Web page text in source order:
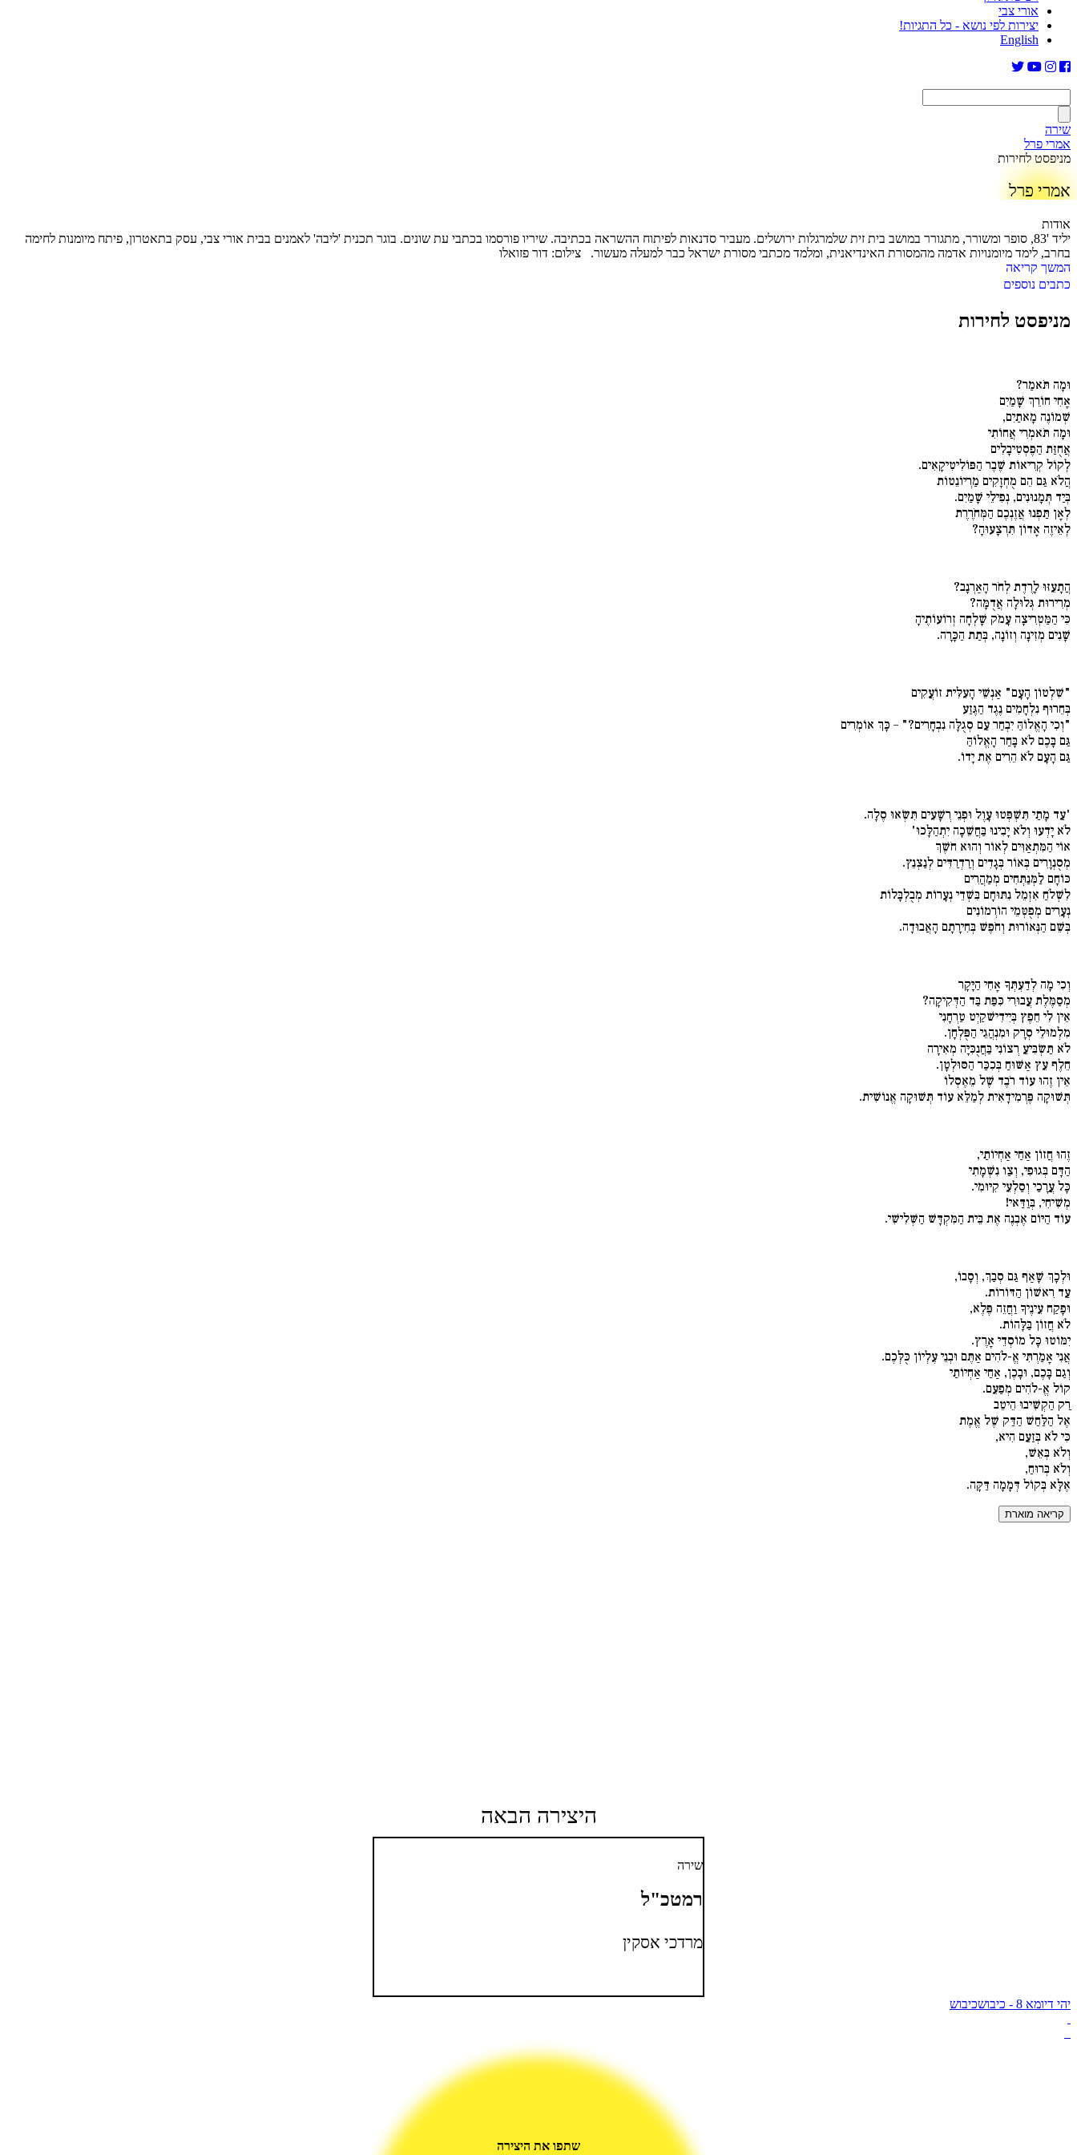
אורי צבי
יצירות לפי נושא - כל התגיות!
English
שירה
אמרי פרל
מניפסט לחירות
אמרי פרל
אודות
יליד '83, סופר ומשורר, מתגורר במושב בית זית שלמרגלות ירושלים. מעביר סדנאות לפיתוח ההשראה בכתיבה. שיריו פורסמו בכתבי עת שונים. בוגר תכנית 'ליבה' לאמנים בבית אורי צבי, עסק בתאטרון, פיתח מיומנות לחימה
בחרב, לימד מיומנויות אדמה מהמסורת האינדיאנית, ומלמד מכתבי מסורת ישראל כבר למעלה מעשור. צילום: דור פזואלו
המשך קריאה
כתבים נוספים
מניפסט לחירות
וּמָה תֹּאמַר?
אָחִי חוֹרֵךְ שָׁמַיִם
שְׁמוֹנֶה מָאתַיִם,
וּמָה תֹּאמְרִי אֲחוֹתִי
אֲחֻזַּת הַפֶסְטִיבָלִים
לְקוֹל קְרִיאוֹת שֶׁבֶר הַפּוֹלִיטִיקָאִים.
הֲלֹא גַּם הֵם מֻחְזָקִים מַרְיוֹנֵטוֹת
בְּיַד תְּמָנוּנִים, נְפִילֵי שָׁמַיִם.
לְאָן תַּפְנוּ אֲזֶנְכֶם הַמְּחֹרֶרֶת
לְאֵיזֶה אָדוֹן תִּרְצָעוּהָ?
הֲתָעֵזּוּ לָרֶדֶת לְחֹר הָאַרְנָב?
מְרִירוּת גְּלוּלָה אֲדֻמָּה?
כִּי הַמַּטְרִיצָה עָמֹק שָׁלְחָה זְרוֹעוֹתֶיהָ
שָׁנִים מְזִינָה וְזוֹנָה, בְּתַת הַכָּרָה.
"שִׁלְטוֹן הָעָם" אַנְשֵׁי הָעִלִּית זוֹעֲקִים
בְּחֵרוּף נִלְחָמִים נֶגֶד הַגֶּזַע
"וְכִי הָאֱלוֹהַּ יִבְחַר עַם סְגֻלָּה נִבְחָרִים?" – כָּךְ אוֹמְרִים
גַּם בָּכֶם לֹא בָּחַר הָאֱלוֹהַּ
גַּם הָעָם לֹא הֵרִים אֶת יָדוֹ.
'עַד מָתַי תִּשְׁפְּטוּ עָוֶל וּפְנֵי רְשָׁעִים תִּשְׂאוּ סֶלָה.
לֹא יָדְעוּ וְלֹא יָבִינוּ בַּחֲשֵׁכָה יִתְהַלָּכוּ'
אוֹי הַמִּתְאַוִּים לְאוֹר וְהוּא חֹשֶׁךְ
מְסֻנְוָרִים בְּאוֹר בְּגָדִים וְרַדְרַדִּים לְנַצְנֵץ.
כּוֹחָם לַמְּנַתְּחִים מְמַהֲרִים
לִשְׁלֹחַ אִזְמֵל נִתּוּחָם בִּשְׁדֵי נְעָרוֹת מְבֻלְבָּלוֹת
נְעָרִים מְפֻטְּמֵי הוֹרְמוֹנִים
בְּשֵׁם הַנְּאוֹרוּת וְחֹפֶשׁ בְּחִירָתָם הָאֲבוּדָה.
וְכִי מָה לְדַעְתְּךָ אָחִי הַיָּקָר
מְסַמֶּלֶת עֲבוּרִי כִּפַּת בַּד הַדְּקִיקָה?
אֵין לִי חֵפֶץ בְּיִידִישׁקַיְט טַרְחָנִי
מִלְמוּלֵי סְרָק וּמִנְהֲגֵי הַפֻּלְחָן.
לֹא תַּשְׂבִּיעַ רְצוֹנִי בַּחֲנֻכִּיָּה מְאִירָה
חֵלֶף עֵץ אַשּׁוּחַ בְּכִכַּר הַסּוּלְטָן.
אֵין זֶהוּ עוֹד רֹבֶד שֶׁל מֵאֶסְלוֹ
תְּשׁוּקָה פֶּרְמִידָאִית לְמַלֵּא עוֹד תְּשׁוּקָה אֱנוֹשִׁית.
זֶהוּ חֲזוֹן אַחַי אַחְיוֹתַי,
הַדָּם בְּגוּפִי, וְצַו נִשְׁמָתִי
כָּל עֲרָכַי וְסַלְעֵי קִיּוּמִי.
מְשִׁיחִי, בְּוַדַּאי!
עוֹד הַיּוֹם אֶבְנֶה אֶת בֵּית הַמִּקְדָּשׁ הַשְּׁלִישִׁי.
וּלְכָךְ שָׁאַף גַּם סְבַךְ, וְסָבוֹ,
עַד רִאשׁוֹן הַדּוֹרוֹת.
וּפָקַח עֵינֶיךָ וַחֲזֵה פֶּלֶא,
לֹא חֲזוֹן בַּלָּהוֹת.
יִמּוֹטוּ כָּל מוֹסְדֵי אָרֶץ.
אֲנִי אָמַרְתִּי אֱ-לֹהִים אַתֶּם וּבְנֵי עֶלְיוֹן כֻּלְּכֶם.
וְגַם בָּכֶם, וּבָכֶן, אַחַי אַחְיוֹתַי
קוֹל אֱ-לֹהִים מְפַעֵם.
רַק הַקְשִׁיבוּ הֵיטֵב
אֶל הַלַּחַשׁ הַדַּק שֶׁל אֱמֶת
כִּי לֹא בְּזַעַם הִיא,
וְלֹא בְּאֵשׁ,
וְלֹא בְּרוּחַ,
אֶלָּא בְּקוֹל דְּמָמָה דַּקָּה.
קריאה מוארת
היצירה הבאה
שירה
רמטכ"ל
מרדכי אסקין
יהי דיומא 8 - כיבוש כיבוש
שתפו את היצירה